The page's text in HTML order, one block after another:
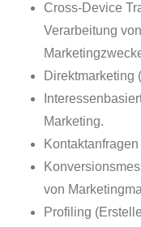
Cross-Device
Verarbeitung
Direktmarketing
Marketing.
von
Profiling